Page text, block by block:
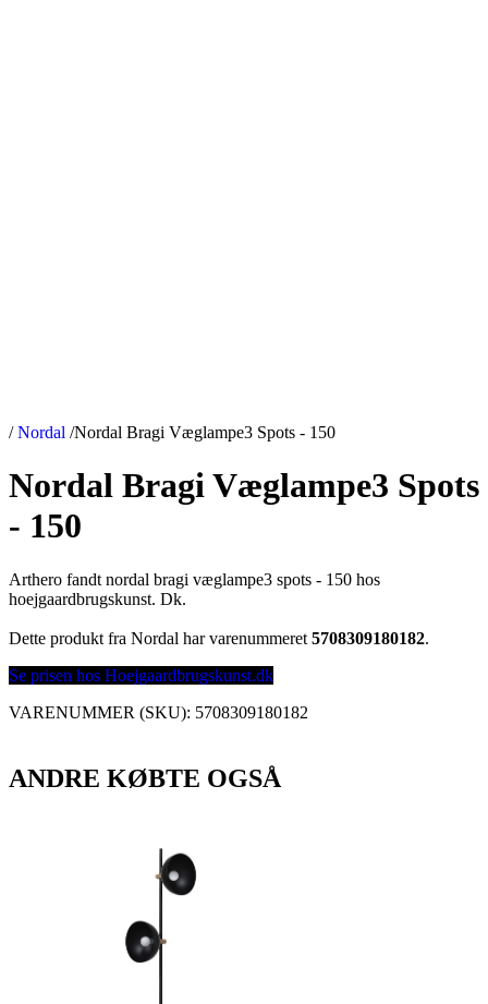
/ Nordal /Nordal Bragi Væglampe3 Spots - 150
Nordal Bragi Væglampe3 Spots
- 150
Arthero fandt nordal bragi væglampe3 spots - 150 hos
hoejgaardbrugskunst. Dk.
Dette produkt fra Nordal har varenummeret 5708309180182.
Se prisen hos Hoejgaardbrugskunst.dk
VARENUMMER (SKU): 5708309180182
ANDRE KØBTE OGSÅ